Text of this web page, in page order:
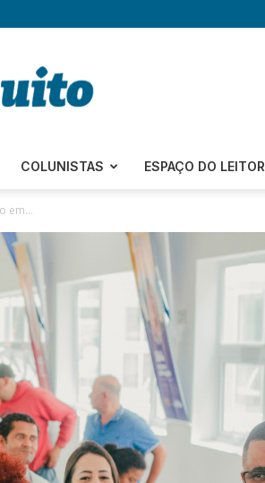
COLUNISTAS ESPAÇO DO LEITOR
em...